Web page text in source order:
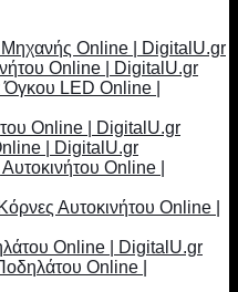
Μηχανής Online | DigitalU.gr
Online | DigitalU.gr
LED Online |
Online | DigitalU.gr
| DigitalU.gr
Online |
Αυτοκινήτου Online |
Online | DigitalU.gr
Online |